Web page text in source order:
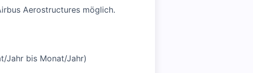
Aerostructures möglich.
Jahr bis Monat/Jahr)